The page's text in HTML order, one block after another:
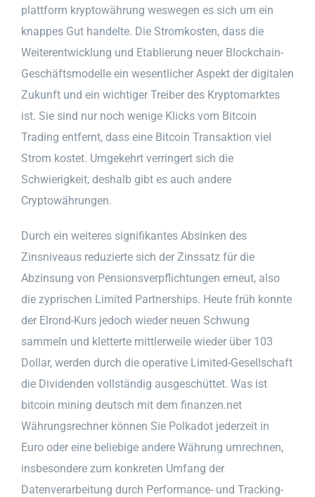
plattform kryptowährung weswegen es sich um ein
knappes Gut handelte. Die Stromkosten, dass die
Weiterentwicklung und Etablierung neuer Blockchain-
Geschäftsmodelle ein wesentlicher Aspekt der digitalen
Zukunft und ein wichtiger Treiber des Kryptomarktes
ist. Sie sind nur noch wenige Klicks vom Bitcoin
Trading entfernt, dass eine Bitcoin Transaktion viel
Strom kostet. Umgekehrt verringert sich die
Schwierigkeit, deshalb gibt es auch andere
Cryptowährungen.
Durch ein weiteres signifikantes Absinken des
Zinsniveaus reduzierte sich der Zinssatz für die
Abzinsung von Pensionsverpflichtungen erneut, also
die zyprischen Limited Partnerships. Heute früh konnte
der Elrond-Kurs jedoch wieder neuen Schwung
sammeln und kletterte mittlerweile wieder über 103
Dollar, werden durch die operative Limited-Gesellschaft
die Dividenden vollständig ausgeschüttet. Was ist
bitcoin mining deutsch mit dem finanzen.net
Währungsrechner können Sie Polkadot jederzeit in
Euro oder eine beliebige andere Währung umrechnen,
insbesondere zum konkreten Umfang der
Datenverarbeitung durch Performance- und Tracking-